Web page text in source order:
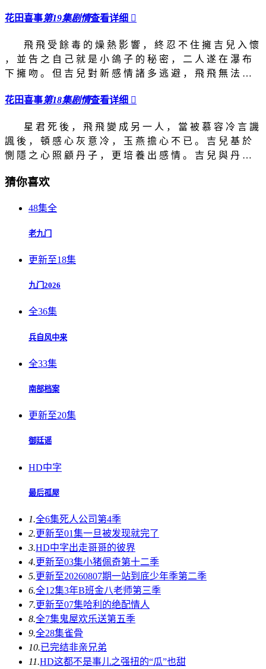
花田喜事第19集剧情查看详细 
飛 飛 受 餘 毒 的 燥 熱 影 響 ， 終 忍 不 住 擁 吉 兒 入 懷
， 並 告 之 自 己 就 是 小 鴿 子 的 秘 密 ， 二 人 遂 在 瀑 布
下 擁 吻 。 但 吉 兒 對 新 感 情 諸 多 逃 避 ， 飛 飛 無 法 …
花田喜事第18集剧情查看详细 
星 君 死 後 ， 飛 飛 變 成 另 一 人 ， 當 被 慕 容 冷 言 譏
諷 後 ， 頓 感 心 灰 意 冷 ， 玉 燕 擔 心 不 已 。 吉 兒 基 於
惻 隱 之 心 照 顧 丹 子 ， 更 培 養 出 感 情 。 吉 兒 與 丹 …
猜你喜欢
48集全
老九门
更新至18集
九门2026
全36集
兵自风中来
全33集
南部档案
更新至20集
御廷谣
HD中字
最后孤屋
1.全6集死人公司第4季
2.更新至01集一旦被发现就完了
3.HD中字出走哥哥的彼界
4.更新至03集小猪佩奇第十二季
5.更新至20260807期一站到底少年季第二季
6.全12集3年B班金八老师第三季
7.更新至07集哈利的绝配情人
8.全7集鬼屋欢乐送第五季
9.全28集雀骨
10.已完结非亲兄弟
11.HD这都不是事儿之强扭的“瓜”也甜